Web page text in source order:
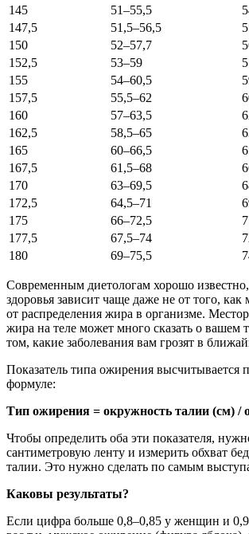
145
51–55,5
147,5
51,5–56,5
150
52–57,7
152,5
53–59
155
54–60,5
157,5
55,5–62
160
57–63,5
162,5
58,5–65
165
60–66,5
167,5
61,5–68
170
63–69,5
172,5
64,5–71
175
66–72,5
177,5
67,5–74
180
69–75,5
Современным диетологам хорошо известно,
здоровья зависит чаще даже не от того, как
от распределения жира в организме.
жира на теле может много сказать о вашем
том, какие заболевания вам грозят в
Показатель типа ожирения высчитывается
формуле:
Тип ожирения = окружность талии (см) /
Чтобы определить оба эти показателя,
сантиметровую ленту и измерить обхват
талии. Это нужно сделать по самым
Каковы результаты?
Если цифра больше 0,8–0,85 у женщин и